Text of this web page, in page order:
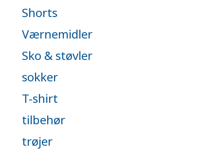
Shorts
Værnemidler
Sko & støvler
sokker
T-shirt
tilbehør
trøjer